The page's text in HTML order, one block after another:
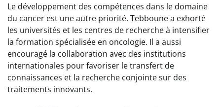
Le développement des compétences dans le domaine
du cancer est une autre priorité. Tebboune a exhorté
les universités et les centres de recherche à intensifier
la formation spécialisée en oncologie. Il a aussi
encouragé la collaboration avec des institutions
internationales pour favoriser le transfert de
connaissances et la recherche conjointe sur des
traitements innovants.